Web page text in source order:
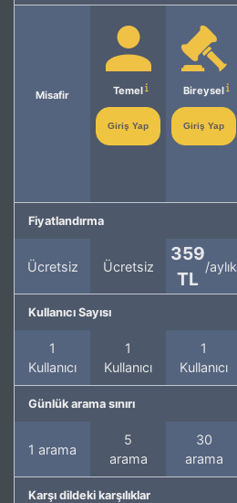
Misafir Temel
Giriş Yap
Bireysel
Giriş Yap
Fiyatlandırma
Ücretsiz Ücretsiz
359
TL
/aylık
Kullanıcı Sayısı
1
Kullanıcı
1
Kullanıcı
1
Kullanıcı
Günlük arama sınırı
1 arama
5
arama
30
arama
Karşı dildeki karşılıklar